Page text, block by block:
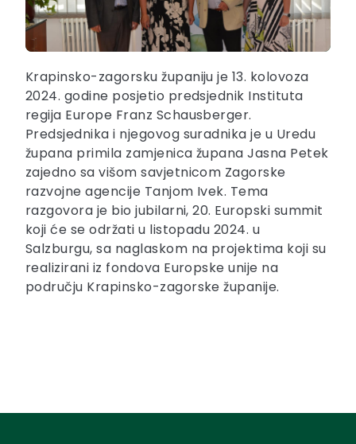
Krapinsko-zagorsku županiju je 13. kolovoza
2024. godine posjetio predsjednik Instituta
regija Europe Franz Schausberger.
Predsjednika i njegovog suradnika je u Uredu
župana primila zamjenica župana Jasna Petek
zajedno sa višom savjetnicom Zagorske
razvojne agencije Tanjom Ivek. Tema
razgovora je bio jubilarni, 20. Europski summit
koji će se održati u listopadu 2024. u
Salzburgu, sa naglaskom na projektima koji su
realizirani iz fondova Europske unije na
području Krapinsko-zagorske županije.